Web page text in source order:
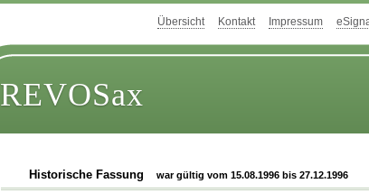
Übersicht Kontakt Impressum
REVOSax
Historische Fassung war gültig vom 15.08.1996 bis 27.12.1996